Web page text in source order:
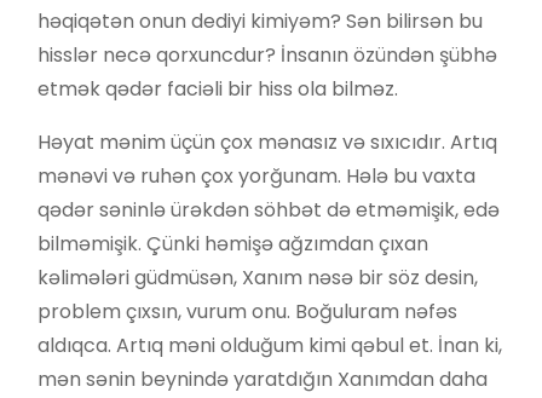
həqiqətən onun dediyi kimiyəm? Sən bilirsən bu
hisslər necə qorxuncdur? İnsanın özündən şübhə
etmək qədər faciəli bir hiss ola bilməz.
Həyat mənim üçün çox mənasız və sıxıcıdır. Artıq
mənəvi və ruhən çox yorğunam. Hələ bu vaxta
qədər səninlə ürəkdən söhbət də etməmişik, edə
bilməmişik. Çünki həmişə ağzımdan çıxan
kəlimələri güdmüsən, Xanım nəsə bir söz desin,
problem çıxsın, vurum onu. Boğuluram nəfəs
aldıqca. Artıq məni olduğum kimi qəbul et. İnan ki,
mən sənin beynində yaratdığın Xanımdan daha